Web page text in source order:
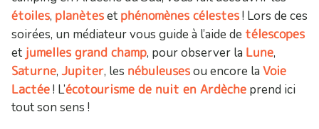
étoiles, planèteset phénomènes célestes! Lors de ces
soirées, un médiateur vous guide à l’aide de télescopes
et jumelles grand champ, pour observer la Lune,
Saturne, Jupiter, les nébuleusesou encore la Voie
Lactée! L’écotourisme de nuit en Ardèche prend ici
tout son sens !